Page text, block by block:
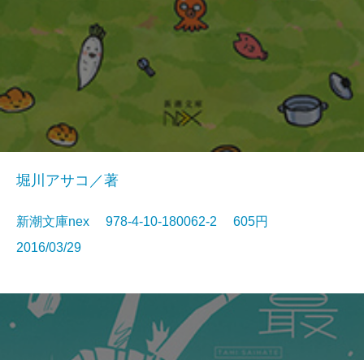
堀川アサコ／著
新潮文庫nex 978-4-10-180062-2 605円
2016/03/29